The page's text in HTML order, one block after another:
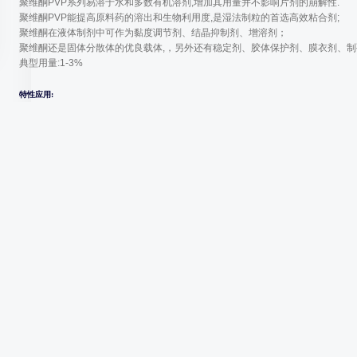
聚维酮PVP系列易溶于水和多数有机溶剂,增加其用量并不影响片剂的崩解性.
聚维酮PVP能提高原料药的溶出和生物利用度,是湿法制粒的首选高效粘合剂;
聚维酮在液体制剂中可作为黏度调节剂、结晶抑制剂、增溶剂；
聚维酮还是固体分散体的优良载体,，另外还有稳定剂、胶体保护剂、膜衣剂、
典型用量:1-3%
特性应用: